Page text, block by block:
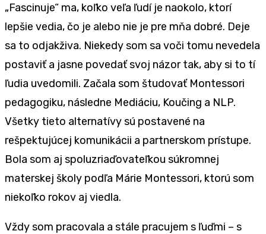
„Fascinuje“ ma, koľko veľa ľudí je naokolo, ktorí
lepšie vedia, čo je alebo nie je pre mňa dobré. Deje
sa to odjakživa. Niekedy som sa voči tomu nevedela
postaviť a jasne povedať svoj názor tak, aby si to tí
ľudia uvedomili. Začala som študovať Montessori
pedagogiku, následne Mediáciu, Koučing a NLP.
Všetky tieto alternatívy sú postavené na
rešpektujúcej komunikácii a partnerskom prístupe.
Bola som aj spoluzriaďovateľkou súkromnej
materskej školy podľa Márie Montessori, ktorú som
niekoľko rokov aj viedla.
Vždy som pracovala a stále pracujem s ľuďmi – s